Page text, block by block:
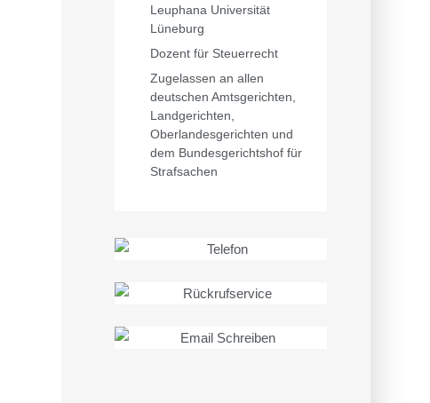
Leuphana Universität
Lüneburg
Dozent für Steuerrecht
Zugelassen an allen
deutschen Amtsgerichten,
Landgerichten,
Oberlandesgerichten und
dem Bundesgerichtshof für
Strafsachen